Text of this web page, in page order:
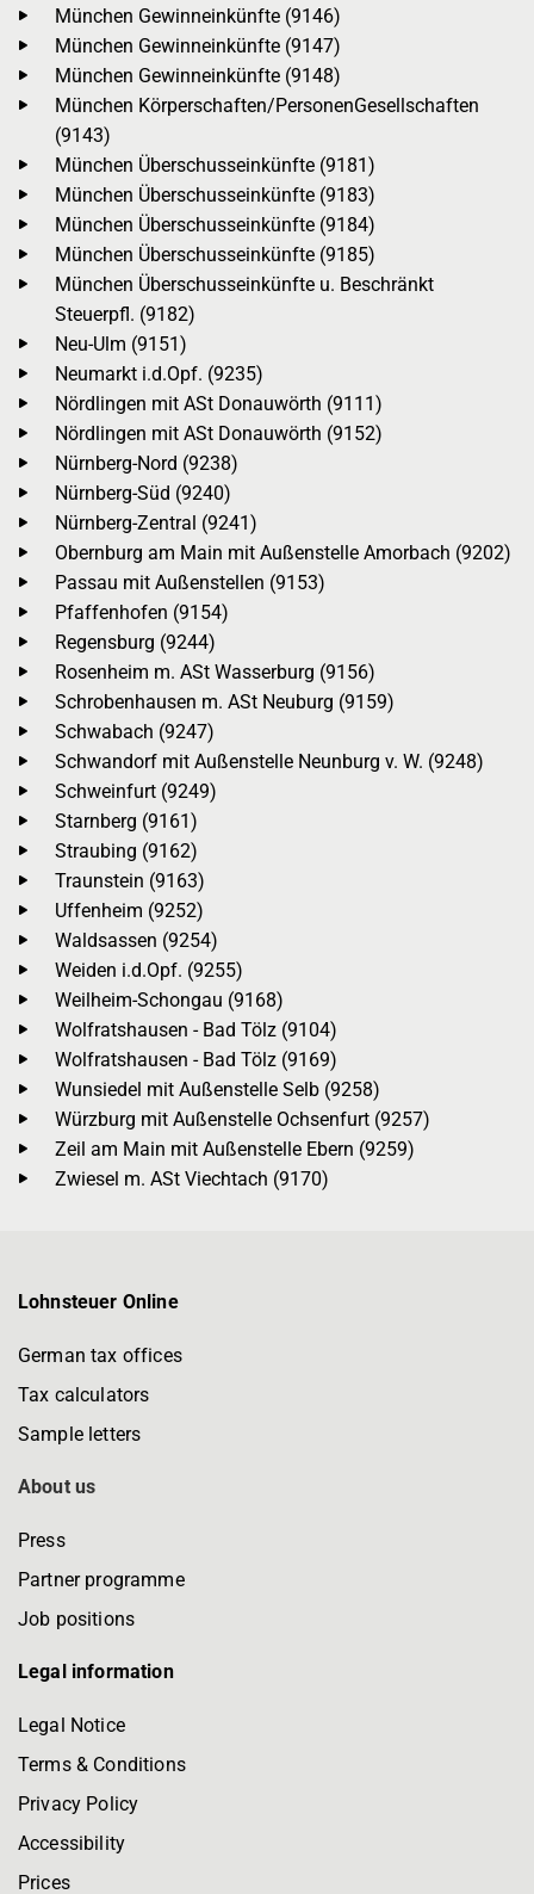
München Gewinneinkünfte (9146)
München Gewinneinkünfte (9147)
München Gewinneinkünfte (9148)
München Körperschaften/PersonenGesellschaften
(9143)
München Überschusseinkünfte (9181)
München Überschusseinkünfte (9183)
München Überschusseinkünfte (9184)
München Überschusseinkünfte (9185)
München Überschusseinkünfte u. Beschränkt
Steuerpfl. (9182)
Neu-Ulm (9151)
Neumarkt i.d.Opf. (9235)
Nördlingen mit ASt Donauwörth (9111)
Nördlingen mit ASt Donauwörth (9152)
Nürnberg-Nord (9238)
Nürnberg-Süd (9240)
Nürnberg-Zentral (9241)
Obernburg am Main mit Außenstelle Amorbach (9202)
Passau mit Außenstellen (9153)
Pfaffenhofen (9154)
Regensburg (9244)
Rosenheim m. ASt Wasserburg (9156)
Schrobenhausen m. ASt Neuburg (9159)
Schwabach (9247)
Schwandorf mit Außenstelle Neunburg v. W. (9248)
Schweinfurt (9249)
Starnberg (9161)
Straubing (9162)
Traunstein (9163)
Uffenheim (9252)
Waldsassen (9254)
Weiden i.d.Opf. (9255)
Weilheim-Schongau (9168)
Wolfratshausen - Bad Tölz (9104)
Wolfratshausen - Bad Tölz (9169)
Wunsiedel mit Außenstelle Selb (9258)
Würzburg mit Außenstelle Ochsenfurt (9257)
Zeil am Main mit Außenstelle Ebern (9259)
Zwiesel m. ASt Viechtach (9170)
Lohnsteuer Online
German tax offices
Tax calculators
Sample letters
About us
Press
Partner programme
Job positions
Legal information
Legal Notice
Terms & Conditions
Privacy Policy
Accessibility
Prices